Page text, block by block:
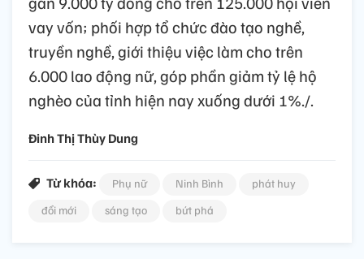
vay vốn; phối hợp tổ chức đào tạo nghề,
truyền nghề, giới thiệu việc làm cho trên
6.000 lao động nữ, góp phần giảm tỷ lệ hộ
nghèo của tỉnh hiện nay xuống dưới 1%./.
Đinh Thị Thùy Dung
Từ khóa: Phụ nữ Ninh Bình
phát huy
đổi mới
sáng tạo bứt phá